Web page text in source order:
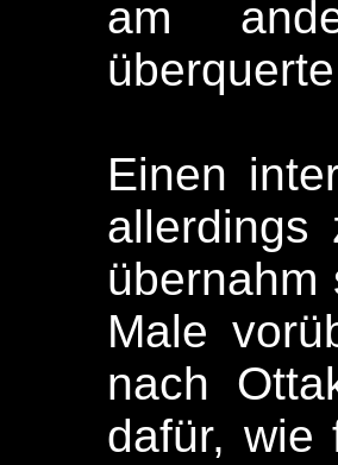
am
Einen
allerdings
übernahm
Male
nach
dafür, wie